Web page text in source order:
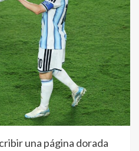
una página dorada